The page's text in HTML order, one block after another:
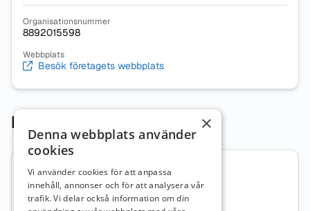
Organisationsnummer
8892015598
Webbplats
Besök företagets webbplats
Lediga tjänster (1)
Lärare i högstadiet
Ämneslärare, 7-9 Västernorrlands län
×
Denna webbplats använder
cookies
Vi använder cookies för att anpassa
innehåll, annonser och för att analysera vår
trafik. Vi delar också information om din